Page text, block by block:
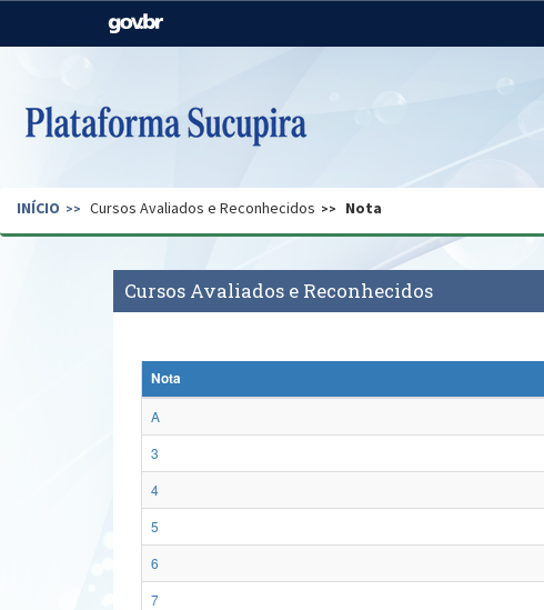
Casa Civil
Pecuária e Abastecimento
Secretaria de Governo Gabinete de Segurança
INÍCIO Cursos Avaliados e Reconhecidos Nota
Cursos Avaliados e Reconhecidos
Nota
A
3
4
5
6
7